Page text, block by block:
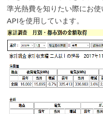
準光熱費を知りたい際にお
APIを使用しています。